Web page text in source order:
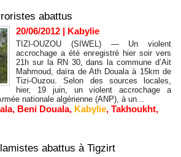
abattus
20/06/2012 | Kabylie
TIZI-OUZOU (SIWEL) — Un violent
accrochage a été enregistré hier soir vers
21h sur la RN 30, dans la commune d’Ait
Mahmoud, daïra de Ath Douala à 15km de
Tizi-Ouzou. Selon des sources locales,
hier, 19 juin, un violent accrochage a
nationale algérienne (ANP), à un...
, Beni Douala, Kabylie, Takhoukht,
abattus à Tigzirt